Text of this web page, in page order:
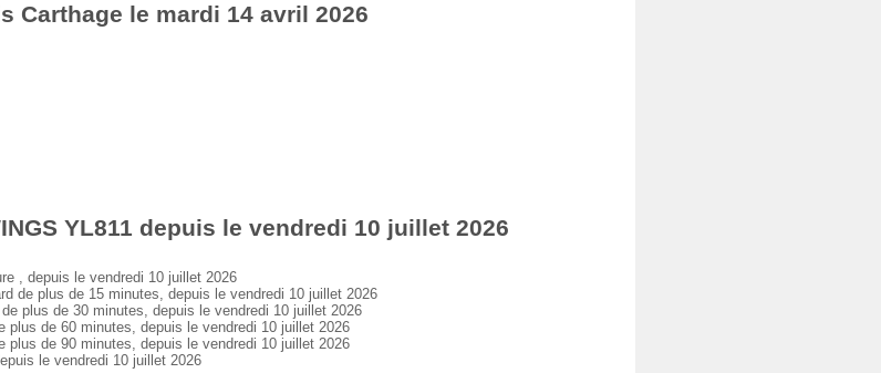
Carthage le mardi 14 avril 2026
YL811 depuis le vendredi 10 juillet 2026
, depuis le vendredi 10 juillet 2026
de plus de 15 minutes, depuis le vendredi 10 juillet 2026
plus de 30 minutes, depuis le vendredi 10 juillet 2026
de 60 minutes, depuis le vendredi 10 juillet 2026
de 90 minutes, depuis le vendredi 10 juillet 2026
le vendredi 10 juillet 2026